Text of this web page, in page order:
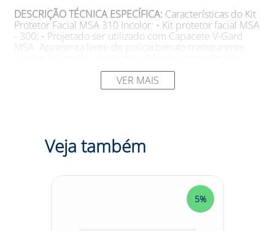
DESCRIÇÃO TÉCNICA ESPECÍFICA: Características do Kit
Protetor Facial MSA 310 Incolor: • Kit protetor facial MSA
- 300; • Projetado ser utilizado com Capacete V-Gard
MSA. Apresenta lente de policarbonato transparente
regiões laterais da face e pescoço; • A lente de
policarbonato incolor apresenta 290 mm de altura útil,
430 mm de largura útil e 1 mm de espessura; • Somente
Aplicações do Kit Protetor Facial
MSA 310 Incolor: • Proteção da face e pescoço contra
impactos de partículas volantes, respingos de produtos
Modelo: 295522 Cor: Incolor Marca: MSA
Você está cansado de se
VER MAIS
Veja também
5%